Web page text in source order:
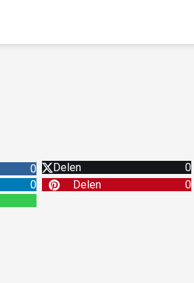
0 Delen
0
0 Delen
0